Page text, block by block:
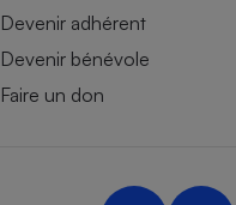
Devenir adhérent
Devenir bénévole
Faire un don